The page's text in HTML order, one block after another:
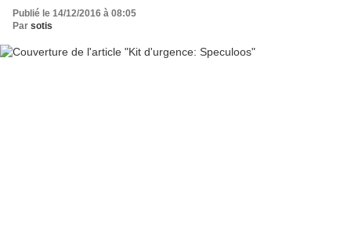
Publié le 14/12/2016 à 08:05
Par sotis